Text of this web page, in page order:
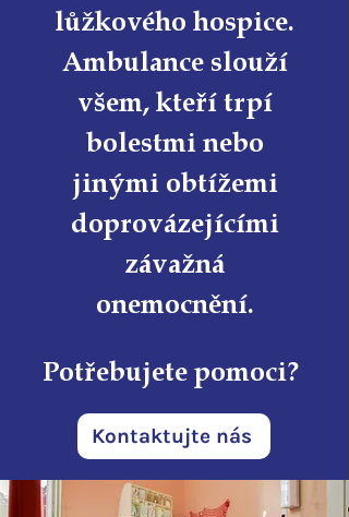
lůžkového hospice.
Ambulance slouží
všem, kteří trpí
bolestmi nebo
jinými obtížemi
doprovázejícími
závažná
onemocnění.
Potřebujete pomoci?
Kontaktujte nás